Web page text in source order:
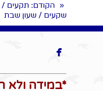
« הקודם: תקעים /
שקעים / שעון שבת

*במידה ולא